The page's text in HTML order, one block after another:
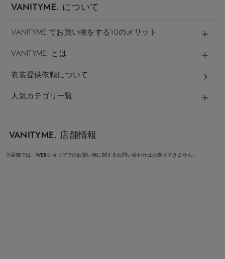
VANITYME. について
VANITYME.でお買い物をする10のメリット
VANITYME. とは
衣装提供依頼について
人気カテゴリ一覧
VANITYME. 店舗情報
※店舗では、WEBショップでのお買い物に関するお問い合わせはお受けできません。